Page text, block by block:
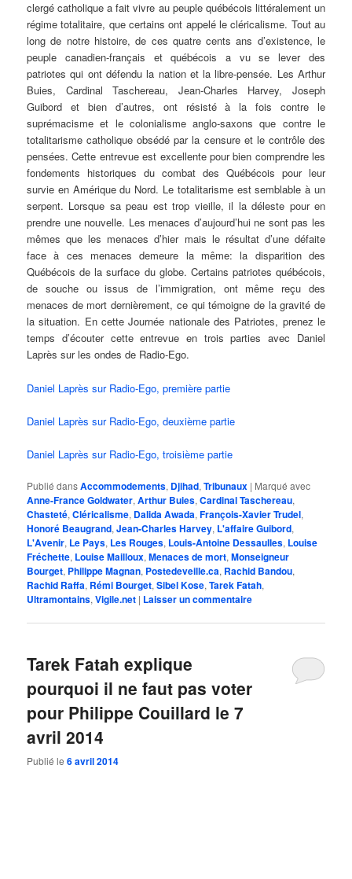
clergé catholique a fait vivre au peuple québécois littéralement un
régime totalitaire, que certains ont appelé le cléricalisme. Tout au
long de notre histoire, de ces quatre cents ans d’existence, le
peuple canadien-français et québécois a vu se lever des
patriotes qui ont défendu la nation et la libre-pensée. Les Arthur
Buies, Cardinal Taschereau, Jean-Charles Harvey, Joseph
Guibord et bien d’autres, ont résisté à la fois contre le
suprémacisme et le colonialisme anglo-saxons que contre le
totalitarisme catholique obsédé par la censure et le contrôle des
pensées. Cette entrevue est excellente pour bien comprendre les
fondements historiques du combat des Québécois pour leur
survie en Amérique du Nord. Le totalitarisme est semblable à un
serpent. Lorsque sa peau est trop vieille, il la déleste pour en
prendre une nouvelle. Les menaces d’aujourd’hui ne sont pas les
mêmes que les menaces d’hier mais le résultat d’une défaite
face à ces menaces demeure la même: la disparition des
Québécois de la surface du globe. Certains patriotes québécois,
de souche ou issus de l’immigration, ont même reçu des
menaces de mort dernièrement, ce qui témoigne de la gravité de
la situation. En cette Journée nationale des Patriotes, prenez le
temps d’écouter cette entrevue en trois parties avec Daniel
Laprès sur les ondes de Radio-Ego.
Daniel Laprès sur Radio-Ego, première partie
Daniel Laprès sur Radio-Ego, deuxième partie
Daniel Laprès sur Radio-Ego, troisième partie
Publié dansAccommodements, Djihad,Tribunaux | Marqué avec
Anne-France Goldwater,Arthur Buies,Cardinal Taschereau,
Chasteté,Cléricalisme, Dalida Awada,François-Xavier Trudel,
Honoré Beaugrand,Jean-Charles Harvey, L'affaire Guibord,
L'Avenir, Le Pays, Les Rouges, Louis-Antoine Dessaulles, Louise
Fréchette, Louise Mailloux,Menaces de mort,Monseigneur
Bourget, Philippe Magnan, Postedeveille.ca, Rachid Bandou,
Rachid Raffa, Rémi Bourget,Sibel Kose,Tarek Fatah,
Ultramontains,Vigile.net | Laisser un commentaire
Tarek Fatah explique
pourquoi il ne faut pas voter
pour Philippe Couillard le 7
avril 2014
Publié le6 avril 2014